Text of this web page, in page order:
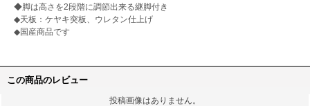
◆脚は高さを2段階に調節出来る継脚付き
◆天板：ケヤキ突板、ウレタン仕上げ
◆国産商品です
この商品のレビュー
投稿画像はありません。